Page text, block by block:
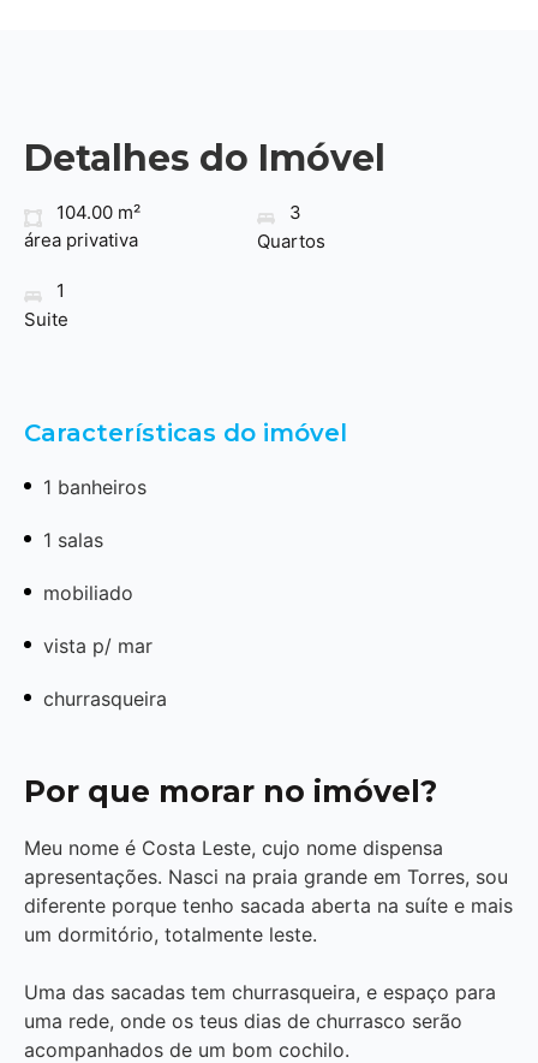
Detalhes do Imóvel
104.00 m²
área privativa
3
Quartos
1
Suite
Características do imóvel
1 banheiros
1 salas
mobiliado
vista p/ mar
churrasqueira
Por que morar no imóvel?
Meu nome é Costa Leste, cujo nome dispensa
apresentações. Nasci na praia grande em Torres, sou
diferente porque tenho sacada aberta na suíte e mais
um dormitório, totalmente leste.
Uma das sacadas tem churrasqueira, e espaço para
uma rede, onde os teus dias de churrasco serão
acompanhados de um bom cochilo.